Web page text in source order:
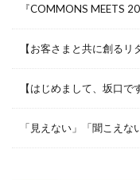
『COMMONS MEETS
【お客さまと共に創るリ
【はじめまして、坂口で
「見えない」「聞こえ